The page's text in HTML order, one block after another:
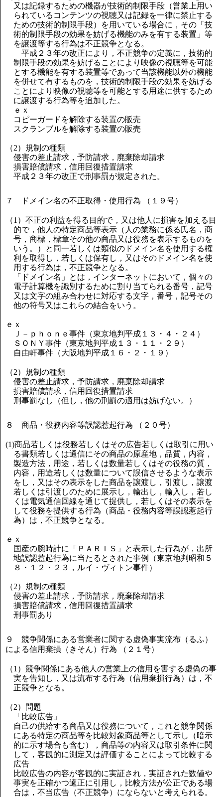
又は記録するための機器が技術的制限手段（営業上用い
られているコンテンツの視聴又は記録を一律に禁止する
ための技術的制限手段）を用いている場合に，その「技
術的制限手段の効果を妨げる機能のみを有する装置」等
を譲渡等する行為は不正競争となる。
平成２３年の改正により，不正競争の定義に，技術的
制限手段の効果を妨げることにより映像の視聴等を可能
とする機能を有する装置等であって当該機能以外の機能
を併せて有するものを，技術的制限手段の効果を妨げる
ことにより映像の視聴等を可能とする用途に供するため
に譲渡する行為等を追加した。
ｅｘ
コピーガードを解除する装置の販売
スクランブルを解除する装置の販売
（2）規制の種類
侵害の差止請求，予防請求，廃棄除却請求
損害賠償請求，信用回復措置請求
平成２３年の改正で刑事罰が規定された。
７ ドメイン名の不正取得・使用行為 （１９号）
（1）不正の利益を得る目的で，又は他人に損害を加える目
的で，他人の特定商品等表示（人の業務に係る氏名，商
号，商標，標章その他の商品又は役務を表示するものを
いう。）と同一若しくは類似のドメイン名を使用する権
利を取得し，若しくは保有し，又はそのドメイン名を使
用する行為は，不正競争となる。
「ドメイン名」とは，インターネットにおいて，個々の
電子計算機を識別するために割り当てられる番号，記号
又は文字の組み合わせに対応する文字，番号，記号その
他の符号又はこれらの結合をいう。
ｅｘ
Ｊ－ｐｈｏｎｅ事件（東京地判平成１３・４・２４）
ＳＯＮＹ事件（東京地判平成１３・１１・２９）
自由軒事件（大阪地判平成１６・２・１９）
（2）規制の種類
侵害の差止請求，予防請求，廃棄除却請求
損害賠償請求，信用回復措置請求
刑事罰なし（但し，他の刑罰の適用は妨げない。）
８ 商品・役務内容等誤認惹起行為 （２０号）
(1)商品若しくは役務若しくはその広告若しくは取引に用い
る書類若しくは通信にその商品の原産地，品質，内容，
製造方法，用途，若しくは数量若しくはその役務の質，
内容，用途若しくは数量について誤信させるような表示
をし，又はその表示をした商品を譲渡し，引渡し，譲渡
若しくは引渡しのために展示し，輸出し，輸入し，若し
くは電気通信回線を通じて提供し，若しくはその表示を
して役務を提供する行為（商品・役務内容等誤認惹起行
為）は，不正競争となる。
ｅｘ
国産の腕時計に「ＰＡＲＩＳ」と表示した行為が，出所
地誤認惹起行為に当たるとされた事例（東京地判昭和５
８・１２・２３，ルイ・ヴィトン事件）
（2）規制の種類
侵害の差止請求，予防請求，廃棄除却請求
損害賠償請求，信用回復措置請求
刑事罰あり
９ 競争関係にある営業者に関する虚偽事実流布（るふ）
による信用棄損（きそん）行為 （２１号）
（1）競争関係にある他人の営業上の信用を害する虚偽の事
実を告知し，又は流布する行為（信用棄損行為）は，不
正競争となる。
（2）問題
「比較広告」
自己の供給する商品又は役務について，これと競争関係
にある特定の商品等を比較対象商品等として示し（暗示
的に示す場合も含む），商品等の内容又は取引条件に関
して，客観的に測定又は評価することによって比較する
広告
比較広告の内容が客観的に実証され，実証された数値や
事実を正確かつ適正に引用し，比較方法が公正である場
合は，不当広告（不正競争）にならないと考えられる。